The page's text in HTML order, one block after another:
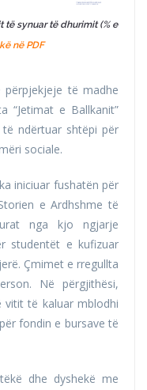
të synuar të dhurimit (% e
në PDF
të madhe
“Jetimat e Ballkanit”
ndërtuar shtëpi për
sociale.
iniciuar fushatën për
e Ardhshme të
nga kjo ngjarje
studentët e kufizuar
Çmimet e rregullta
Në përgjithësi,
të kaluar mblodhi
fondin e bursave të
dhe dyshekë me